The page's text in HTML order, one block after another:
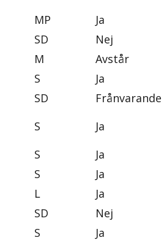
MP Ja
SD Nej
M Avstår
S Ja
SD Frånvarande
S Ja
S Ja
S Ja
L Ja
SD Nej
S Ja